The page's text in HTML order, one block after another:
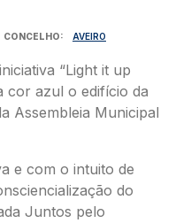
CONCELHO AVEIRO
“Light it up
cor azul o edifício da
Assembleia Municipal
e com o intuito de
do
Juntos pelo